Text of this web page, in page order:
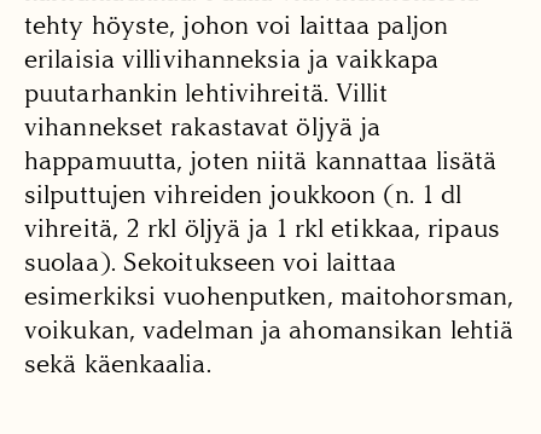
tehty höyste, johon voi laittaa paljon
erilaisia villivihanneksia ja vaikkapa
puutarhankin lehtivihreitä. Villit
vihannekset rakastavat öljyä ja
happamuutta, joten niitä kannattaa lisätä
silputtujen vihreiden joukkoon (n. 1 dl
vihreitä, 2 rkl öljyä ja 1 rkl etikkaa, ripaus
suolaa). Sekoitukseen voi laittaa
esimerkiksi vuohenputken, maitohorsman,
voikukan, vadelman ja ahomansikan lehtiä
sekä käenkaalia.